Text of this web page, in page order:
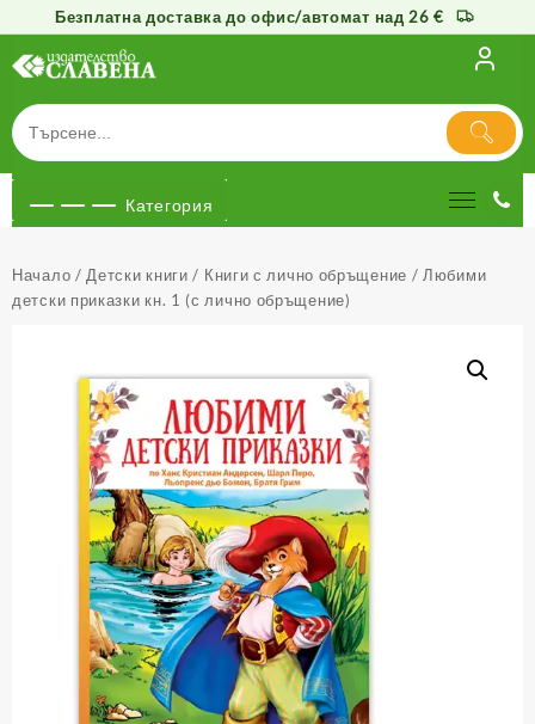
Безплатна доставка до офис/автомат над 26 €
съдържанието
Категория
Начало / Детски книги / Книги с лично обръщение / Любими
детски приказки кн. 1 (с лично обръщение)